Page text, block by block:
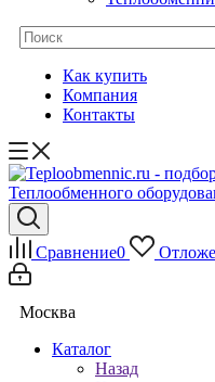
Как купить
Компания
Контакты
Сравнение0
Москва
Каталог
Назад